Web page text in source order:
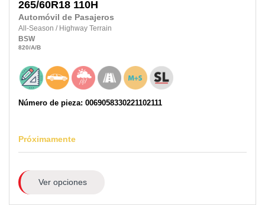
265/60R18 110H
Automóvil de Pasajeros
All-Season / Highway Terrain
BSW
820/A/B
Número de pieza: 0069058330221102111
Próximamente
Ver opciones